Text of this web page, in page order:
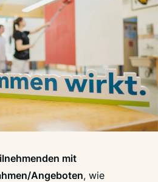
mit
Angeboten, wie